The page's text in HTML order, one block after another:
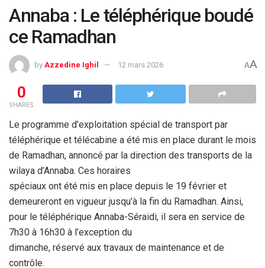
Annaba : Le téléphérique boudé
ce Ramadhan
by Azzedine Ighil 12 mars 2026 AA
0
SHARES
Le programme d’exploitation spécial de transport par
téléphérique et télécabine a été mis en place durant le mois
de Ramadhan, annoncé par la direction des transports de la
wilaya d’Annaba. Ces horaires
spéciaux ont été mis en place depuis le 19 février et
demeureront en vigueur jusqu’à la fin du Ramadhan. Ainsi,
pour le téléphérique Annaba-Séraidi, il sera en service de
7h30 à 16h30 à l’exception du
dimanche, réservé aux travaux de maintenance et de
contrôle.